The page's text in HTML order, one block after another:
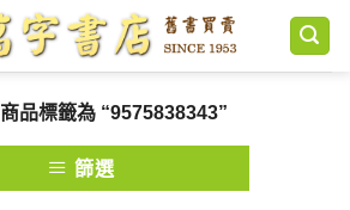
商品標籤為 “9575838343”
篩選